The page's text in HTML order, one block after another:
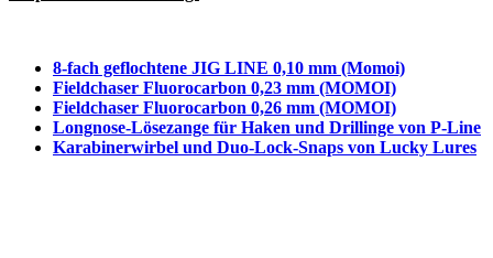
8-fach geflochtene JIG LINE 0,10 mm (Momoi)
Fieldchaser Fluorocarbon 0,23 mm (MOMOI)
Fieldchaser Fluorocarbon 0,26 mm (MOMOI)
Longnose-Lösezange für Haken und Drillinge von P-Line
Karabinerwirbel und Duo-Lock-Snaps von Lucky Lures